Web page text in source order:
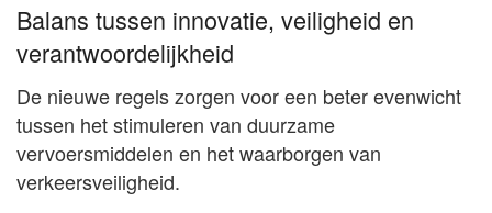
Balans tussen innovatie, veiligheid en
verantwoordelijkheid
De nieuwe regels zorgen voor een beter evenwicht
tussen het stimuleren van duurzame
vervoersmiddelen en het waarborgen van
verkeersveiligheid.